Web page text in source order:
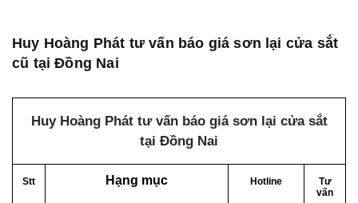
Huy Hoàng Phát tư vấn báo giá sơn lại cửa sắt
cũ tại Đồng Nai
Huy Hoàng Phát tư vấn báo giá sơn lại cửa sắt
tại Đồng Nai
Stt Hạng mục Hotline
Tư
vấn